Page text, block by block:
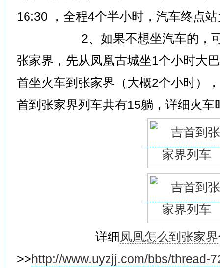
16:30 ，全程4个半小时，汽车终点
2、如果不想坐汽车的，可
张家界，先从凤凰古城坐1个小时大
首坐火车到张家界（大概2个小时）
首到张家界列车共有15躺，详细火车
详细凤凰怎么到张家界
>>http://www.uyzjj.com/bbs/thread-